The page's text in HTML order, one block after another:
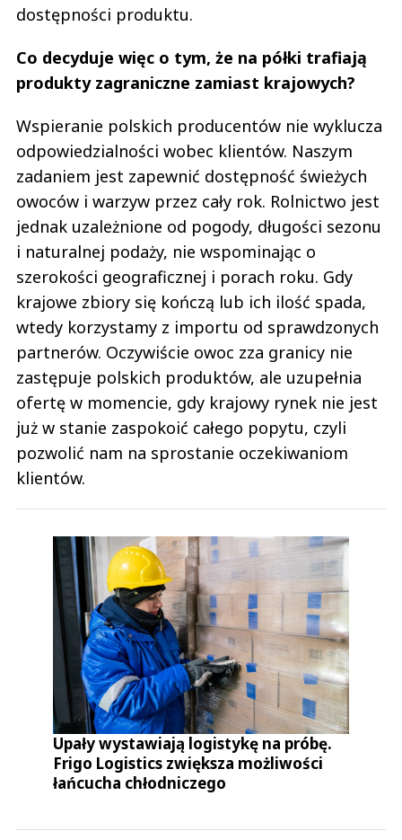
dostępności produktu.
Co decyduje więc o tym, że na półki trafiają
produkty zagraniczne zamiast krajowych?
Wspieranie polskich producentów nie wyklucza
odpowiedzialności wobec klientów. Naszym
zadaniem jest zapewnić dostępność świeżych
owoców i warzyw przez cały rok. Rolnictwo jest
jednak uzależnione od pogody, długości sezonu
i naturalnej podaży, nie wspominając o
szerokości geograficznej i porach roku. Gdy
krajowe zbiory się kończą lub ich ilość spada,
wtedy korzystamy z importu od sprawdzonych
partnerów. Oczywiście owoc zza granicy nie
zastępuje polskich produktów, ale uzupełnia
ofertę w momencie, gdy krajowy rynek nie jest
już w stanie zaspokoić całego popytu, czyli
pozwolić nam na sprostanie oczekiwaniom
klientów.
Upały wystawiają logistykę na próbę.
Frigo Logistics zwiększa możliwości
łańcucha chłodniczego